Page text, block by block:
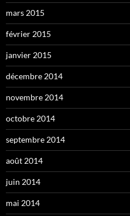
mars 2015
février 2015
janvier 2015
décembre 2014
novembre 2014
octobre 2014
septembre 2014
août 2014
juin 2014
mai 2014